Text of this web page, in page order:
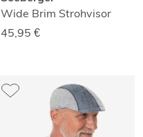
Wide Brim Strohvisor
45,95 €